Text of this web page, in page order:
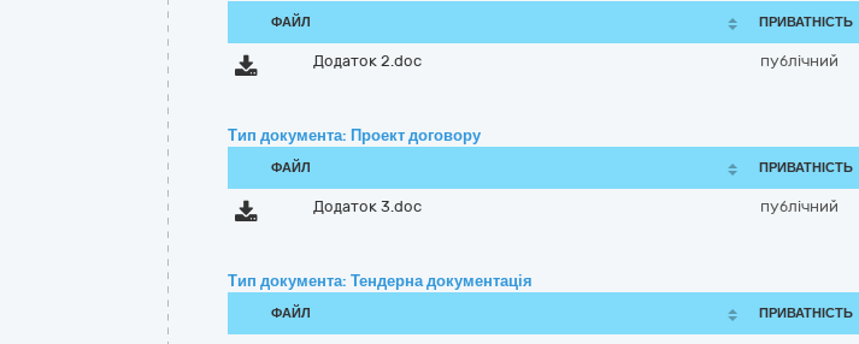
ФАЙЛ ПРИВАТНІСТЬ
Додаток 2.doc публічний
Тип документа: Проект договору
ФАЙЛ ПРИВАТНІСТЬ
Додаток 3.doc публічний
Тип документа: Тендерна документація
ФАЙЛ ПРИВАТНІСТЬ